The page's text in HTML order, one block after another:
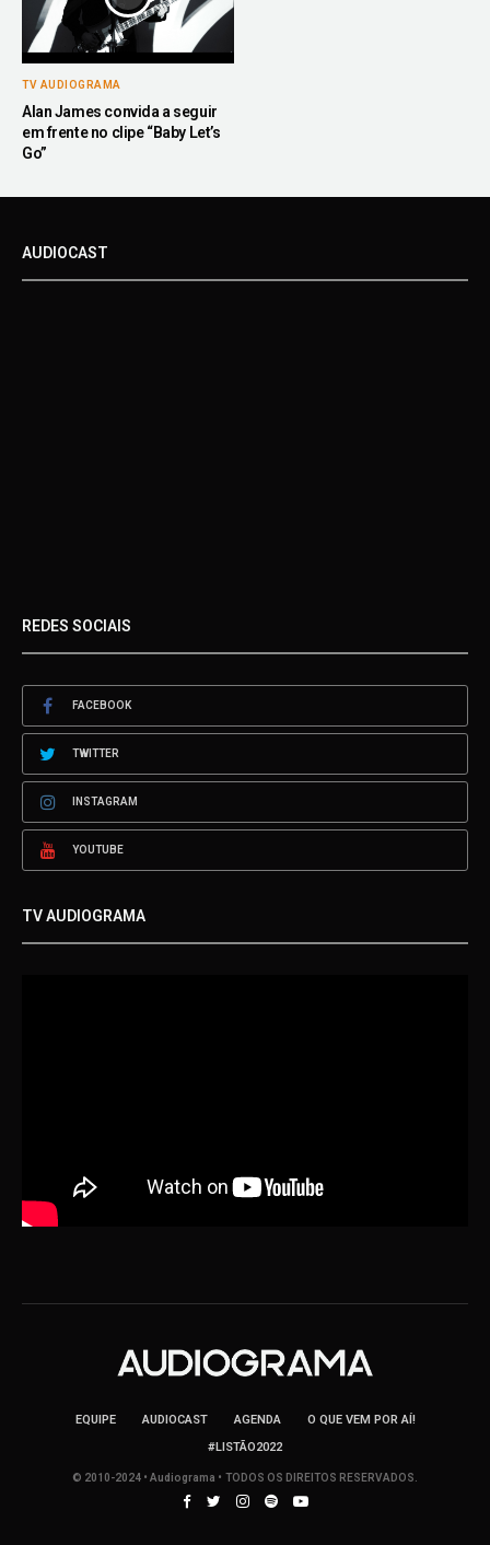
TV AUDIOGRAMA
Alan James convida a seguir
em frente no clipe “Baby Let’s
Go”
AUDIOCAST
REDES SOCIAIS
FACEBOOK
TWITTER
INSTAGRAM
YOUTUBE
TV AUDIOGRAMA
EQUIPE AUDIOCAST AGENDA
O QUE VEM POR AÍ!
#LISTÃO2022
© 2010-2024 • Audiograma • TODOS OS DIREITOS RESERVADOS.